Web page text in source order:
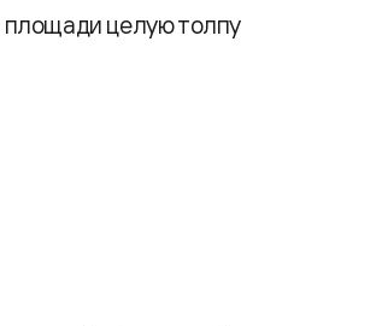
площади целую толпу